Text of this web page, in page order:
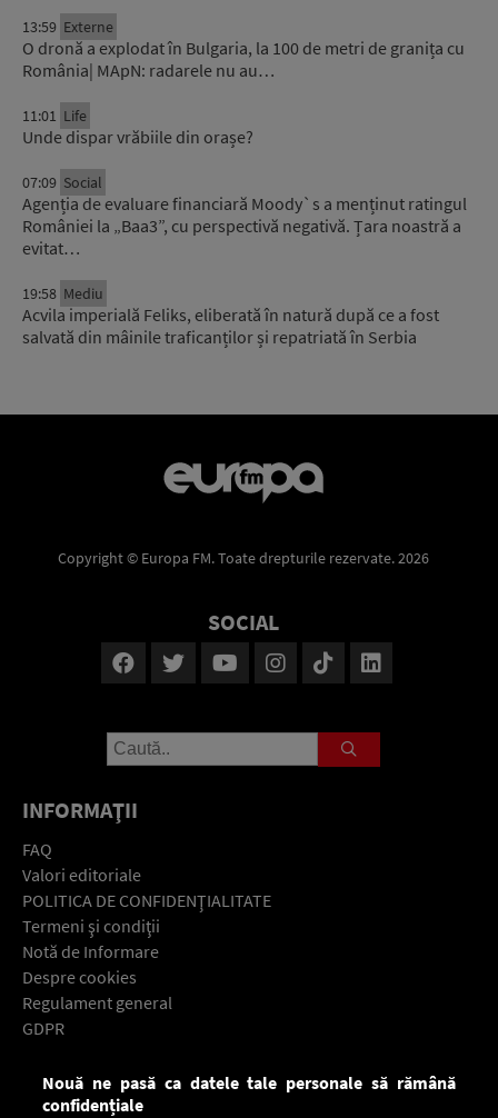
13:59 Externe
O dronă a explodat în Bulgaria, la 100 de metri de granița cu
România| MApN: radarele nu au…
11:01 Life
Unde dispar vrăbiile din orașe?
07:09 Social
Agenția de evaluare financiară Moody`s a menținut ratingul
României la „Baa3”, cu perspectivă negativă. Țara noastră a
evitat…
19:58 Mediu
Acvila imperială Feliks, eliberată în natură după ce a fost
salvată din mâinile traficanților și repatriată în Serbia
Copyright © Europa FM. Toate drepturile rezervate. 2026
SOCIAL
INFORMAŢII
FAQ
Valori editoriale
POLITICA DE CONFIDENŢIALITATE
Termeni şi condiţii
Notă de Informare
Despre cookies
Regulament general
GDPR
Descarcă gratuit aplicaţia Europa FM pentru smartphone:
Nouă ne pasă ca datele tale personale să rămână
confidențiale